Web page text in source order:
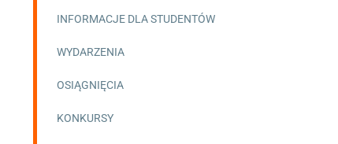
INFORMACJE DLA STUDENTÓW
WYDARZENIA
OSIĄGNIĘCIA
KONKURSY